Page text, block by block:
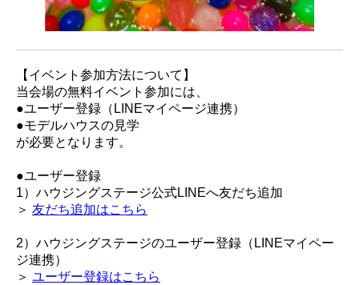
【イベント参加方法について】
当会場の無料イベント参加には、
●ユーザー登録（LINEマイページ連携）
●モデルハウスの見学
が必要となります。
●ユーザー登録
1）ハウジングステージ公式LINEへ友だち追加
＞ 友だち追加はこちら
2）ハウジングステージのユーザー登録（LINEマイペー
ジ連携）
＞ ユーザー登録はこちら